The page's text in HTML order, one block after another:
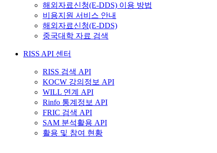
해외자료신청(E-DDS) 이용 방법
비용지원 서비스 안내
해외자료신청(E-DDS)
중국대학 자료 검색
RISS API 센터
RISS 검색 API
KOCW 강의정보 API
WILL 연계 API
Rinfo 통계정보 API
FRIC 검색 API
SAM 분석활용 API
활용 및 참여 현황